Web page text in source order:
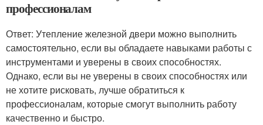
профессионалам
Ответ: Утепление железной двери можно выполнить
самостоятельно, если вы обладаете навыками работы с
инструментами и уверены в своих способностях.
Однако, если вы не уверены в своих способностях или
не хотите рисковать, лучше обратиться к
профессионалам, которые смогут выполнить работу
качественно и быстро.